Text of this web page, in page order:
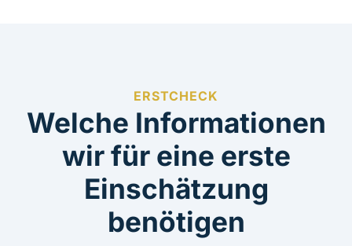
ERSTCHECK
Welche Informationen
wir für eine erste
Einschätzung
benötigen